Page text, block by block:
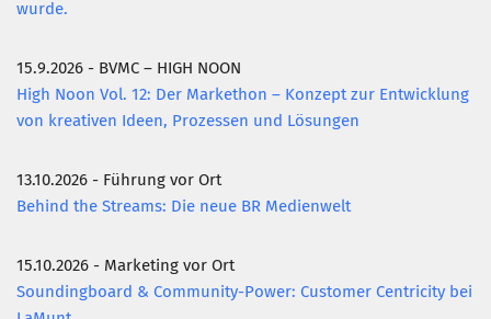
wurde.
15.9.2026 - BVMC – HIGH NOON
High Noon Vol. 12: Der Markethon – Konzept zur Entwicklung
von kreativen Ideen, Prozessen und Lösungen
13.10.2026 - Führung vor Ort
Behind the Streams: Die neue BR Medienwelt
15.10.2026 - Marketing vor Ort
Soundingboard & Community-Power: Customer Centricity bei